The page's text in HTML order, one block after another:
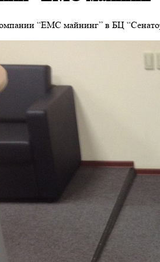
“EMC майнинг” в БЦ